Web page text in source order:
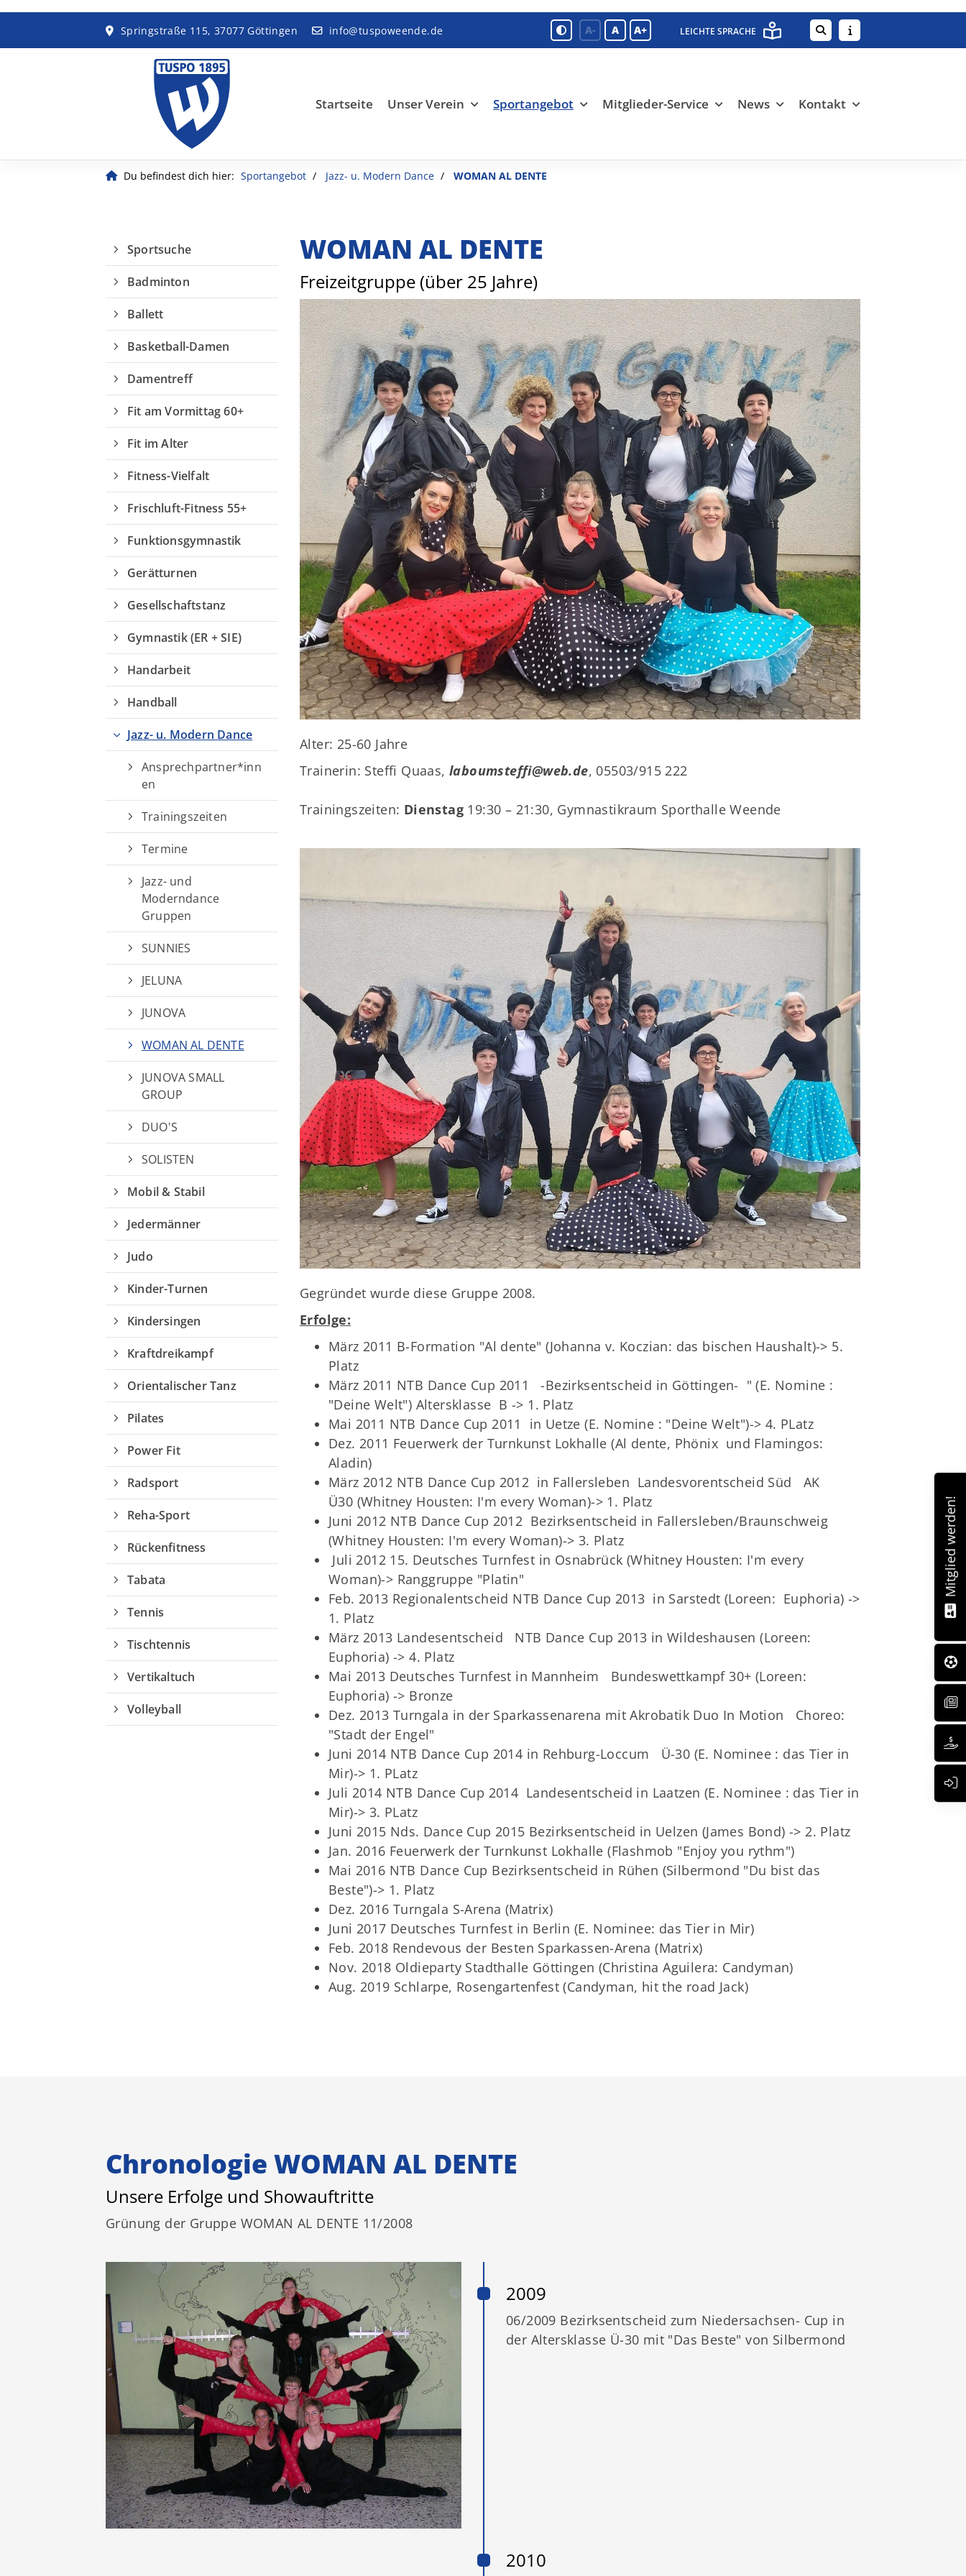
A- A A+
Du befindest dich hier: Sportangebot Jazz- u. Modern Dance WOMAN AL DENTE
WOMAN AL DENTE
Freizeitgruppe (über 25 Jahre)
Alter: 25-60 Jahre
Trainerin: Steffi Quaas, laboumsteffi@web.de , 05503/915 222
Trainingszeiten: Dienstag 19:30 – 21:30, Gymnastikraum Sporthalle Weende
Gegründet wurde diese Gruppe 2008.
Erfolge:
März 2011 B-Formation "Al dente" (Johanna v. Koczian: das bischen Haushalt)-> 5.
Platz
März 2011 NTB Dance Cup 2011 -Bezirksentscheid in Göttingen- " (E. Nomine :
"Deine Welt") Altersklasse B -> 1. Platz
Mai 2011 NTB Dance Cup 2011 in Uetze (E. Nomine : "Deine Welt")-> 4. PLatz
Dez. 2011 Feuerwerk der Turnkunst Lokhalle (Al dente, Phönix und Flamingos:
Aladin)
März 2012 NTB Dance Cup 2012 in Fallersleben Landesvorentscheid Süd AK
Ü30 (Whitney Housten: I'm every Woman)-> 1. Platz
Juni 2012 NTB Dance Cup 2012 Bezirksentscheid in Fallersleben/Braunschweig
(Whitney Housten: I'm every Woman)-> 3. Platz
Juli 2012 15. Deutsches Turnfest in Osnabrück (Whitney Housten: I'm every
Woman)-> Ranggruppe "Platin"
Feb. 2013 Regionalentscheid NTB Dance Cup 2013 in Sarstedt (Loreen: Euphoria) ->
1. Platz
März 2013 Landesentscheid NTB Dance Cup 2013 in Wildeshausen (Loreen:
Euphoria) -> 4. Platz
Mai 2013 Deutsches Turnfest in Mannheim Bundeswettkampf 30+ (Loreen:
Euphoria) -> Bronze
Dez. 2013 Turngala in der Sparkassenarena mit Akrobatik Duo In Motion Choreo:
"Stadt der Engel"
Juni 2014 NTB Dance Cup 2014 in Rehburg-Loccum Ü-30 (E. Nominee : das Tier in
Mir)-> 1. PLatz
Juli 2014 NTB Dance Cup 2014 Landesentscheid in Laatzen (E. Nominee : das Tier in
Mir)-> 3. PLatz
Juni 2015 Nds. Dance Cup 2015 Bezirksentscheid in Uelzen (James Bond) -> 2. Platz
Jan. 2016 Feuerwerk der Turnkunst Lokhalle (Flashmob "Enjoy you rythm")
Mai 2016 NTB Dance Cup Bezirksentscheid in Rühen (Silbermond "Du bist das
Beste")-> 1. Platz
Dez. 2016 Turngala S-Arena (Matrix)
Juni 2017 Deutsches Turnfest in Berlin (E. Nominee: das Tier in Mir)
Feb. 2018 Rendevous der Besten Sparkassen-Arena (Matrix)
Nov. 2018 Oldieparty Stadthalle Göttingen (Christina Aguilera: Candyman)
Aug. 2019 Schlarpe, Rosengartenfest (Candyman, hit the road Jack)
Sportsuche
Badminton
Ballett
Basketball-Damen
Damentreff
Fit am Vormittag 60+
Fit im Alter
Fitness-Vielfalt
Frischluft-Fitness 55+
Funktionsgymnastik
Gerätturnen
Gesellschaftstanz
Gymnastik (ER + SIE)
Handarbeit
Handball
Jazz- u. Modern Dance
Ansprechpartner*inn
Trainingszeiten
Termine
Jazz- und
Moderndance
Gruppen
SUNNIES
JELUNA
JUNOVA
WOMAN AL DENTE
JUNOVA SMALL
GROUP
DUO'S
SOLISTEN
Mobil & Stabil
Jedermänner
Judo
Kinder-Turnen
Kindersingen
Kraftdreikampf
Orientalischer Tanz
Pilates
Power Fit
Radsport
Reha-Sport
Rückenfitness
Tabata
Tennis
Tischtennis
Vertikaltuch
Volleyball
Chronologie WOMAN AL DENTE
Unsere Erfolge und Showauftritte
Grünung der Gruppe WOMAN AL DENTE 11/2008
2009
06/2009 Bezirksentscheid zum Niedersachsen- Cup in
der Altersklasse Ü-30 mit "Das Beste" von Silbermond
2010
Mitglied werden!
Geschäftsstelle
Turn- und Sportverein von 1895
e.V. Weende
Springstraße 115
05594 93 133
info@tuspoweende.de
Sportangebote finden
Unser Sportangebot
Sportsuche
Kultur und Events
Mitglieder-Service
Alles zur Mitgliedschaft
Downloads
Fragen & Antworten